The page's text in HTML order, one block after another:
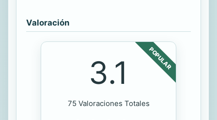
Valoración
POPULAR
3.1
75 Valoraciones Totales